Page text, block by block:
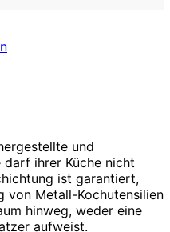
und
ihrer Küche nicht
ist garantiert,
von Metall-Kochutensilien
hinweg, weder eine
aufweist.